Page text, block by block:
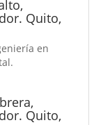
Quito,
en
Quito,